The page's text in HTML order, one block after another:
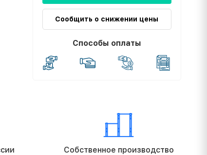
Сообщить о снижении цены
Способы оплаты
Собственное производство